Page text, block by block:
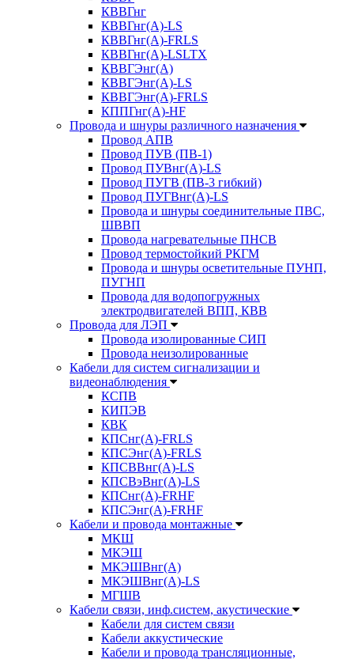
КВВГнг
КВВГнг(А)-LS
КВВГнг(А)-FRLS
КВВГнг(А)-LSLTX
КВВГЭнг(А)
КВВГЭнг(А)-LS
КВВГЭнг(А)-FRLS
КППГнг(А)-HF
Провода и шнуры различного назначения
Провод АПВ
Провод ПУВ (ПВ-1)
Провод ПУВнг(А)-LS
Провод ПУГВ (ПВ-3 гибкий)
Провод ПУГВнг(А)-LS
Провода и шнуры соединительные ПВС,
ШВВП
Провода нагревательные ПНСВ
Провод термостойкий РКГМ
Провода и шнуры осветительные ПУНП,
ПУГНП
Провода для водопогружных
электродвигателей ВПП, КВВ
Провода для ЛЭП
Провода изолированные СИП
Провода неизолированные
Кабели для систем сигнализации и
видеонаблюдения
КСПВ
КИПЭВ
КВК
КПСнг(А)-FRLS
КПСЭнг(А)-FRLS
КПСВВнг(А)-LS
КПСВэВнг(А)-LS
КПСнг(А)-FRHF
КПСЭнг(А)-FRHF
Кабели и провода монтажные
МКШ
МКЭШ
МКЭШВнг(А)
МКЭШВнг(А)-LS
МГШВ
Кабели связи, инф.систем, акустические
Кабели для систем связи
Кабели аккустические
Кабели и провода трансляционные,